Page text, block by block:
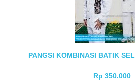
PANGSI KOMBINASI BATIK
Rp 350.000